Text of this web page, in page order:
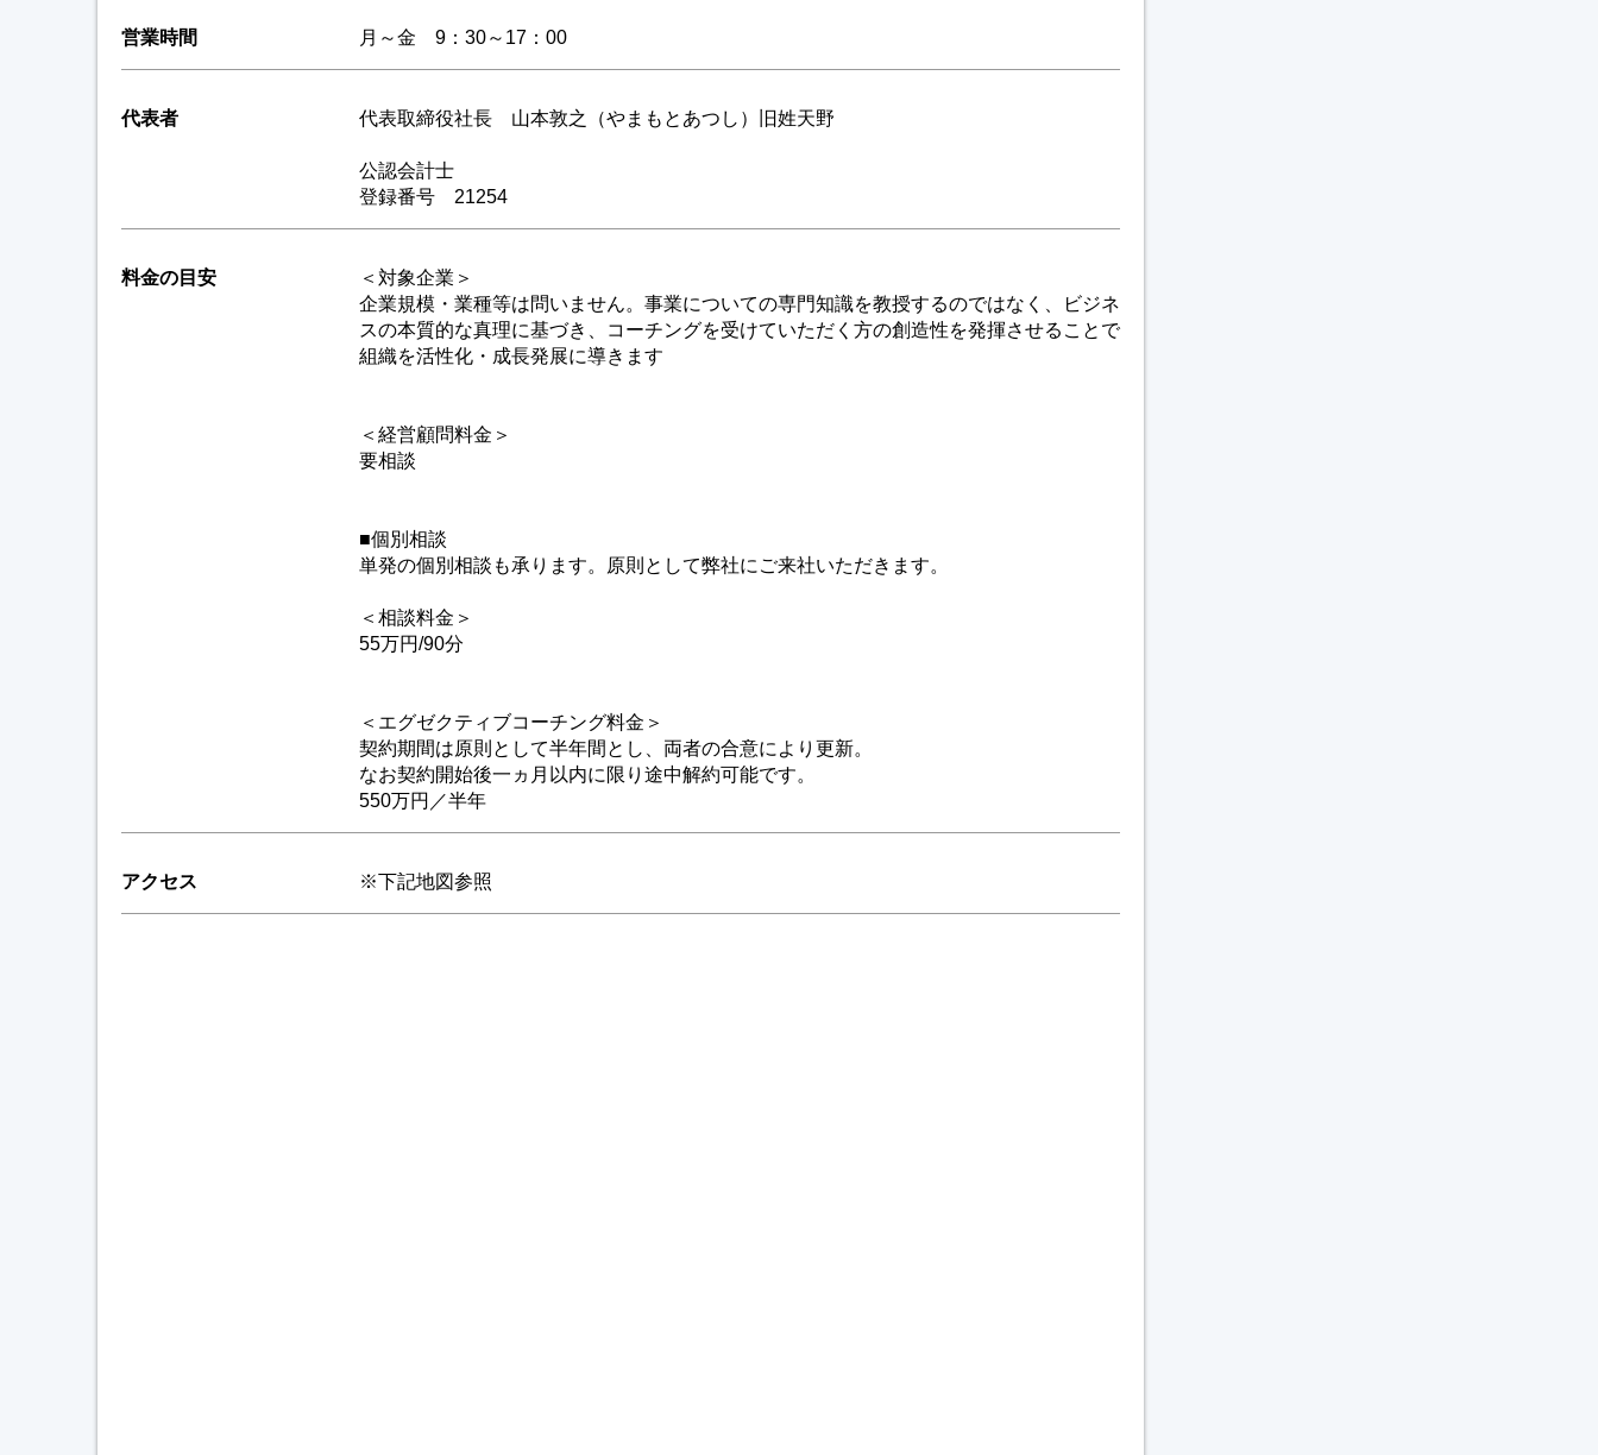
営業時間 月～金 9：30～17：00
代表者 代表取締役社長 山本敦之（やまもとあつし）旧姓天野
公認会計士
登録番号 21254
料金の目安
＜対象企業＞
企業規模・業種等は問いません。事業についての専門知識を教授するのではなく、ビジネ
スの本質的な真理に基づき、コーチングを受けていただく方の創造性を発揮させることで
組織を活性化・成長発展に導きます
＜経営顧問料金＞
要相談
■個別相談
単発の個別相談も承ります。原則として弊社にご来社いただきます。
＜相談料金＞
55万円/90分
＜エグゼクティブコーチング料金＞
契約期間は原則として半年間とし、両者の合意により更新。
なお契約開始後一ヵ月以内に限り途中解約可能です。
550万円／半年
アクセス ※下記地図参照